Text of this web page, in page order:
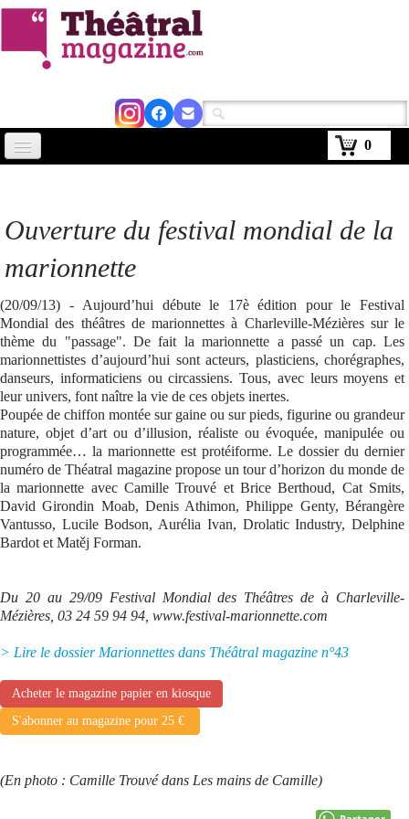
0
Agenda
Kiosque
Abonnement ▼
Se connecter
Ouverture du festival mondial de la
marionnette
(20/09/13) - Aujourd’hui débute le 17è édition pour le Festival
Mondial des théâtres de marionnettes à Charleville-Mézières sur le
thème du "passage". De fait la marionnette a passé un cap. Les
marionnettistes d’aujourd’hui sont acteurs, plasticiens, chorégraphes,
danseurs, informaticiens ou circassiens. Tous, avec leurs moyens et
leur univers, font naître la vie de ces objets inertes.
Poupée de chiffon montée sur gaine ou sur pieds, figurine ou grandeur
nature, objet d’art ou d’illusion, réaliste ou évoquée, manipulée ou
programmée… la marionnette est protéiforme. Le dossier du dernier
numéro de Théatral magazine propose un tour d’horizon du monde de
la marionnette avec Camille Trouvé et Brice Berthoud, Cat Smits,
David Girondin Moab, Denis Athimon, Philippe Genty, Bérangère
Vantusso, Lucile Bodson, Aurélia Ivan, Drolatic Industry, Delphine
Bardot et Matěj Forman.
Du 20 au 29/09 Festival Mondial des Théâtres de à Charleville-
Mézières, 03 24 59 94 94, www.festival-marionnette.com
> Lire le dossier Marionnettes dans Théâtral magazine n°43
Acheter le magazine papier en kiosque
S'abonner au magazine pour 25 €
(En photo : Camille Trouvé dans Les mains de Camille)